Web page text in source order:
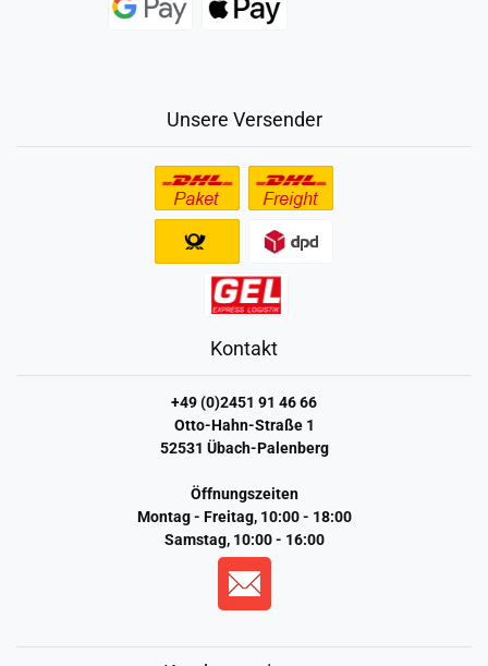
Unsere Versender
Kontakt
+49 (0)2451 91 46 66
Otto-Hahn-Straße 1
52531 Übach-Palenberg
Öffnungszeiten
Montag - Freitag, 10:00 - 18:00
Samstag, 10:00 - 16:00